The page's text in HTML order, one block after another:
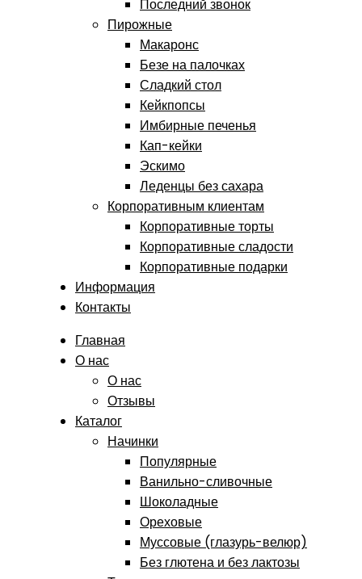
Последний звонок
Пирожные
Макаронс
Безе на палочках
Сладкий стол
Кейкпопсы
Имбирные печенья
Кап-кейки
Эскимо
Леденцы без сахара
Корпоративным клиентам
Корпоративные торты
Корпоративные сладости
Корпоративные подарки
Информация
Контакты
Главная
О нас
О нас
Отзывы
Каталог
Начинки
Популярные
Ванильно-сливочные
Шоколадные
Ореховые
Муссовые (глазурь-велюр)
Без глютена и без лактозы